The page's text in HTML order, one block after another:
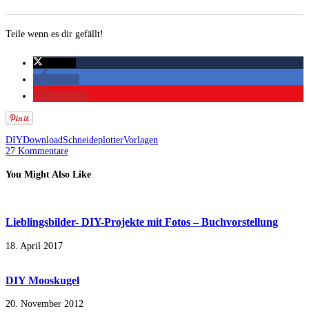
Teile wenn es dir gefällt!
DIYDownloadSchneideplotterVorlagen
27 Kommentare
You Might Also Like
Lieblingsbilder- DIY-Projekte mit Fotos – Buchvorstellung
18. April 2017
DIY Mooskugel
20. November 2012